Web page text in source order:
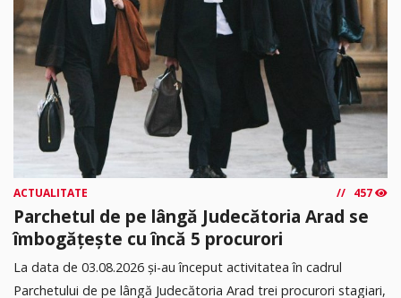
ACTUALITATE 457
Parchetul de pe lângă Judecătoria Arad se
îmbogățește cu încă 5 procurori
La data de 03.08.2026 şi-au început activitatea în cadrul
Parchetului de pe lângă Judecătoria Arad trei procurori stagiari,